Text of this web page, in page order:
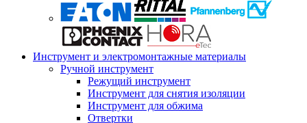
Инструмент и электромонтажные материалы
Ручной инструмент
Режущий инструмент
Инструмент для снятия изоляции
Инструмент для обжима
Отвертки